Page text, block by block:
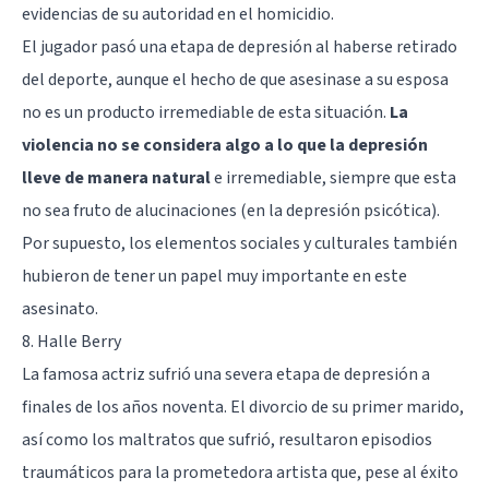
evidencias de su autoridad en el homicidio.
El jugador pasó una etapa de depresión al haberse retirado
del deporte, aunque el hecho de que asesinase a su esposa
no es un producto irremediable de esta situación. La
violencia no se considera algo a lo que la depresión
lleve de manera naturale irremediable, siempre que esta
no sea fruto de alucinaciones (en la depresión psicótica).
Por supuesto, los elementos sociales y culturales también
hubieron de tener un papel muy importante en este
asesinato.
8. Halle Berry
La famosa actriz sufrió una severa etapa de depresión a
finales de los años noventa. El divorcio de su primer marido,
así como los maltratos que sufrió, resultaron episodios
traumáticos para la prometedora artista que, pese al éxito